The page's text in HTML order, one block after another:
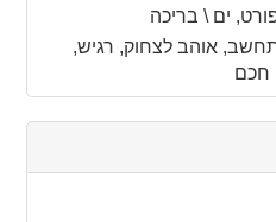
ים \ בריכה
אוהב לצחוק, רגיש,
חכם